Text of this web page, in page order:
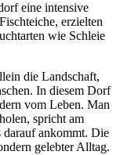
eine intensive
erzielten
wie Schleie
die Landschaft,
In diesem Dorf
vom Leben. Man
spricht am
darauf ankommt. Die
gelebter Alltag.